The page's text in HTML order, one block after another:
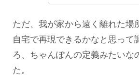
ただ、我が家から遠く離れた場
自宅で再現できるかなと思って
ろ、ちゃんぽんの定義みたいな
た。